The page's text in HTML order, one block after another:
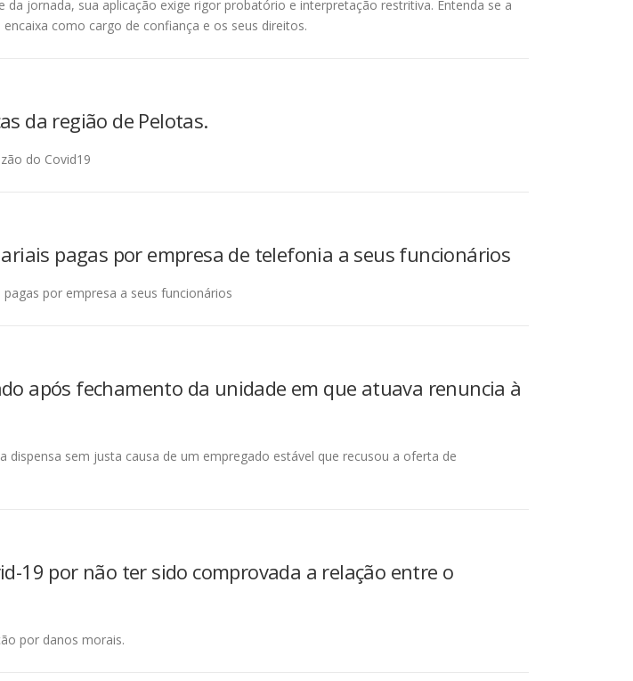
jornada, sua aplicação exige rigor probatório e interpretação restritiva. Entenda se a
como cargo de confiança e os seus direitos.
da região de Pelotas.
do Covid19
pagas por empresa de telefonia a seus funcionários
por empresa a seus funcionários
após fechamento da unidade em que atuava renuncia à
dispensa sem justa causa de um empregado estável que recusou a oferta de
19 por não ter sido comprovada a relação entre o
por danos morais.